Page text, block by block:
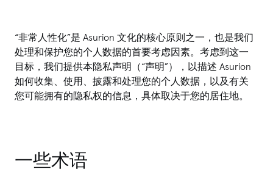
“非常人性化”是 Asurion 文化的核心原则之一，也是我们
处理和保护您的个人数据的首要考虑因素。考虑到这一
目标，我们提供本隐私声明（“声明”），以描述 Asurion
如何收集、使用、披露和处理您的个人数据，以及有关
您可能拥有的隐私权的信息，具体取决于您的居住地。
一些术语